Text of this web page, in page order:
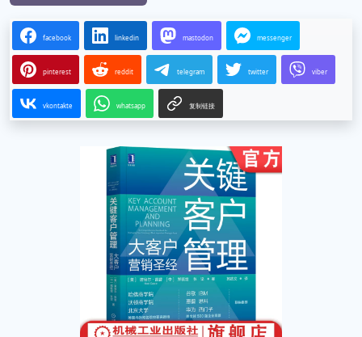
facebook linkedin mastodon messenger
pinterest reddit telegram twitter viber
vkontakte whatsapp 复制链接